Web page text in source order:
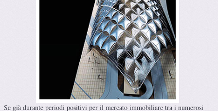
Se già durante periodi positivi per il mercato immobiliare tra i numerosi